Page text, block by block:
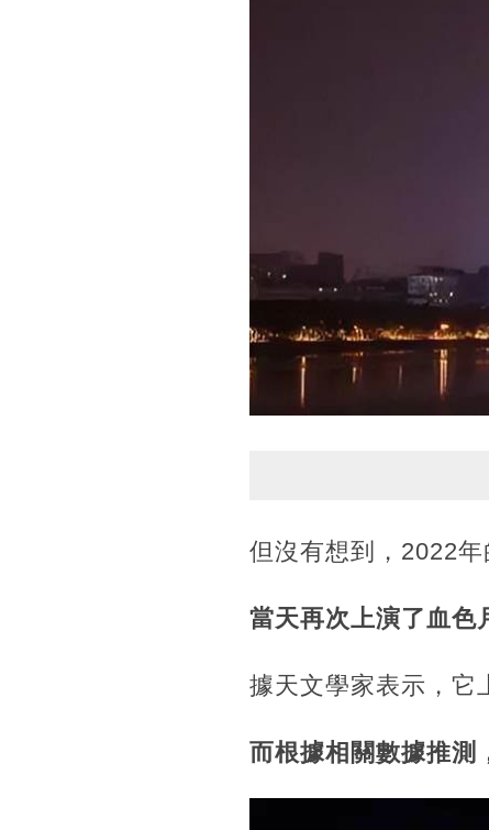
但沒有想到，2022年
當天再次上演了血色
據天文學家表示，它
而根據相關數據推測